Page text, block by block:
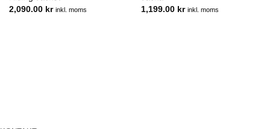
2,090.00 kr inkl. moms
1,199.00 kr inkl. moms